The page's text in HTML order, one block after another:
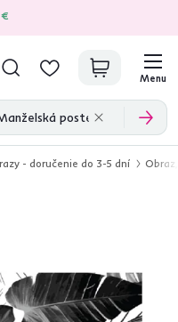
recenzií
Menu
- doručenie do 3-5 dní